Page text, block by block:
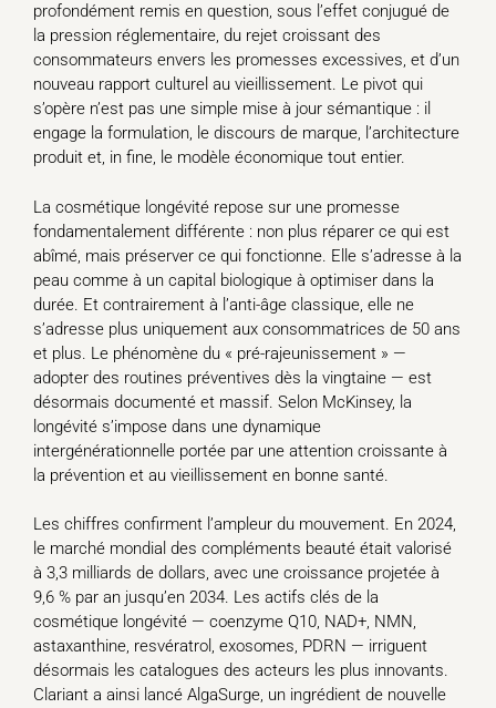
profondément remis en question, sous l’effet conjugué de
la pression réglementaire, du rejet croissant des
consommateurs envers les promesses excessives, et d’un
nouveau rapport culturel au vieillissement. Le pivot qui
s’opère n’est pas une simple mise à jour sémantique : il
engage la formulation, le discours de marque, l’architecture
produit et, in fine, le modèle économique tout entier.
La cosmétique longévité repose sur une promesse
fondamentalement différente : non plus réparer ce qui est
abîmé, mais préserver ce qui fonctionne. Elle s’adresse à la
peau comme à un capital biologique à optimiser dans la
durée. Et contrairement à l’anti-âge classique, elle ne
s’adresse plus uniquement aux consommatrices de 50 ans
et plus. Le phénomène du « pré-rajeunissement » —
adopter des routines préventives dès la vingtaine — est
désormais documenté et massif. Selon McKinsey, la
longévité s’impose dans une dynamique
intergénérationnelle portée par une attention croissante à
la prévention et au vieillissement en bonne santé.
Les chiffres confirment l’ampleur du mouvement. En 2024,
le marché mondial des compléments beauté était valorisé
à 3,3 milliards de dollars, avec une croissance projetée à
9,6 % par an jusqu’en 2034. Les actifs clés de la
cosmétique longévité — coenzyme Q10, NAD+, NMN,
astaxanthine, resvératrol, exosomes, PDRN — irriguent
désormais les catalogues des acteurs les plus innovants.
Clariant a ainsi lancé AlgaSurge, un ingrédient de nouvelle